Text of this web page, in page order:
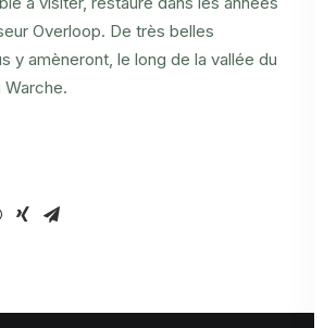
Overloop. De très belles
y amèneront, le long de la vallée du
Warche.